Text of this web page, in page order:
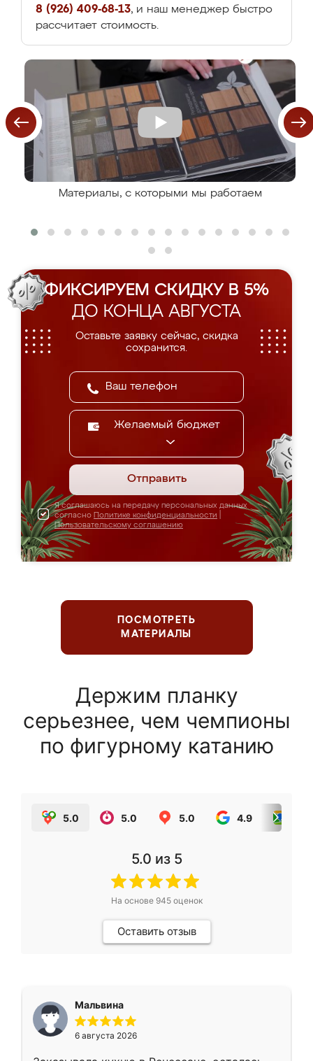
8 (926) 409-68-13, и наш менеджер быстро
рассчитает стоимость.
Материалы, с которыми мы работаем
ФИКСИРУЕМ СКИДКУ В 5%
ДО КОНЦА АВГУСТА
Оставьте заявку сейчас, скидка
сохранится.
Желаемый бюджет
Отправить
Я соглашаюсь на передачу персональных данных
согласно Политике конфиденциальности
Пользовательскому соглашению
ПОСМОТРЕТЬ
МАТЕРИАЛЫ
Держим планку
серьезнее, чем чемпионы
по фигурному катанию
5.0 5.0 5.0 4.9
5.0 из 5
На основе 945оценок
Оставить отзыв
Мальвина
6 августа 2026